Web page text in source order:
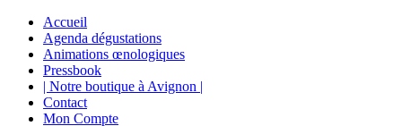
Accueil
Agenda dégustations
Animations œnologiques
Pressbook
| Notre boutique à Avignon |
Contact
Mon Compte